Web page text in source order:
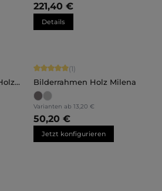
221,40 €
Details
von 5 von 5 Sternen
Durchschnittliche Bewertung von 5
(1)
Bilderrahmen Holz Milena
Varianten ab 13,20 €
50,20 €
Jetzt konfigurieren
von 4.86 von 5 Sternen